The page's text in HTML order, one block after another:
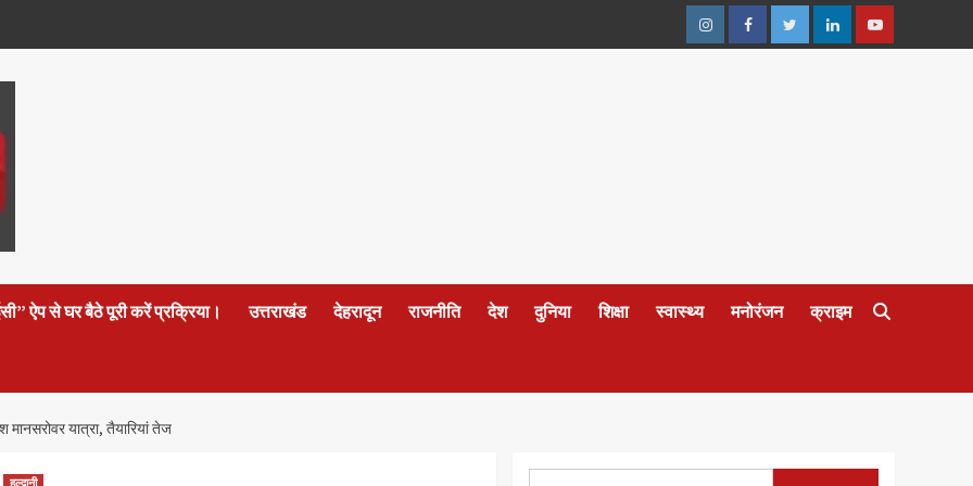
InstagramFacebookTwitterLinkedinYoutube
ऐप से घर बैठे पूरी करें प्रक्रिया। उत्तराखंड देहरादून राजनीति देश दुनिया शिक्षा स्वास्थ्य मनोरंजन क्राइम
यात्रा, तैयारियां तेज